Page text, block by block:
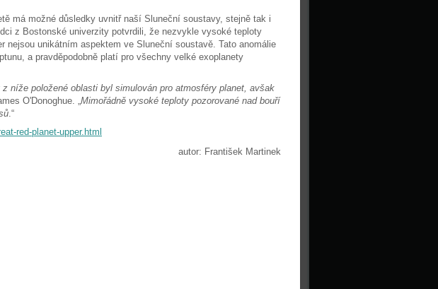
má možné důsledky uvnitř naší Sluneční soustavy, stejně tak i
z Bostonské univerzity potvrdili, že nezvykle vysoké teploty
nejsou unikátním aspektem ve Sluneční soustavě. Tato anomálie
a pravděpodobně platí pro všechny velké exoplanety
níže položené oblasti byl simulován pro atmosféry planet, avšak
O'Donoghue. „Mimořádně vysoké teploty pozorované nad bouří
.“
red-planet-upper.html
autor: František Martinek